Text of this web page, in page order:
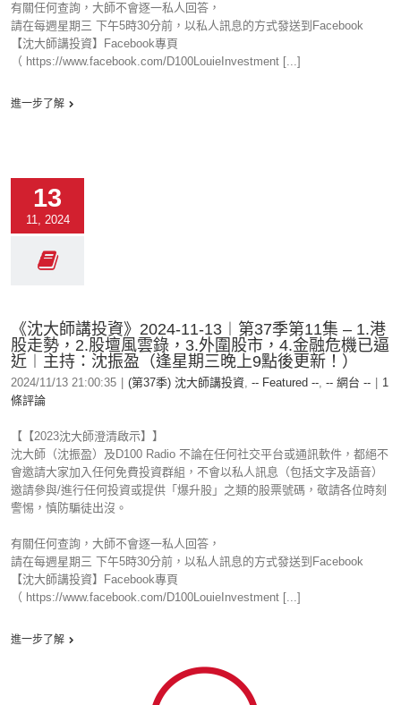
有關任何查詢，大師不會逐一私人回答，
請在每週星期三 下午5時30分前，以私人訊息的方式發送到Facebook
【沈大師講投資】Facebook專頁
（ https://www.facebook.com/D100LouieInvestment [...]
進一步了解
13
11, 2024
《沈大師講投資》2024-11-13︱第37季第11集 – 1.港
股走勢，2.股壇風雲錄，3.外圍股市，4.金融危機已逼
近︱主持：沈振盈（逢星期三晚上9點後更新！）
2024/11/13 21:00:35 (第37季) 沈大師講投資, -- Featured --, -- 網台 --
1
條評論
【【2023沈大師澄清啟示】】
沈大師（沈振盈）及D100 Radio 不論在任何社交平台或通訊軟件，都絕不
會邀請大家加入任何免費投資群組，不會以私人訊息（包括文字及語音）
邀請參與/進行任何投資或提供「爆升股」之類的股票號碼，敬請各位時刻
警惕，慎防騙徒出沒。
有關任何查詢，大師不會逐一私人回答，
請在每週星期三 下午5時30分前，以私人訊息的方式發送到Facebook
【沈大師講投資】Facebook專頁
（ https://www.facebook.com/D100LouieInvestment [...]
進一步了解